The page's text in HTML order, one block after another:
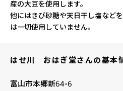
産の大豆を使用します。
他にはきび砂糖や天日干し塩など
は一切使用していません。
はせ川 おはぎ堂さんの基本
富山市本郷新64-6